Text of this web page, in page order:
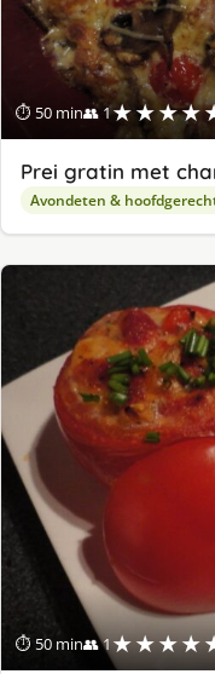
⏱ 50 min👥 1
Prei gratin met
Avondeten &
⏱ 50 min👥 1